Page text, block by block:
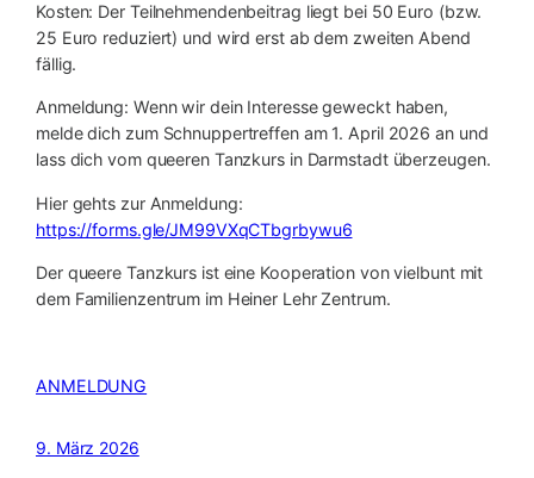
Kosten: Der Teilnehmendenbeitrag liegt bei 50 Euro (bzw.
25 Euro reduziert) und wird erst ab dem zweiten Abend
fällig.
Anmeldung: Wenn wir dein Interesse geweckt haben,
melde dich zum Schnuppertreffen am 1. April 2026 an und
lass dich vom queeren Tanzkurs in Darmstadt überzeugen.
Hier gehts zur Anmeldung:
https://forms.gle/JM99VXqCTbgrbywu6
Der queere Tanzkurs ist eine Kooperation von vielbunt mit
dem Familienzentrum im Heiner Lehr Zentrum.
ANMELDUNG
9. März 2026